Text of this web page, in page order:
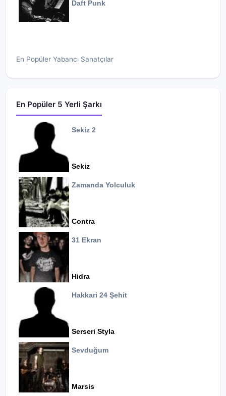
Daft Punk
En Popüler Yabancı Sanatçılar
En Popüler 5 Yerli Şarkı
Sekiz 2
Sekiz
Zamanda Yolculuk
Contra
31 Ekran
Hidra
Hakkari 24 Şehit
Serseri Styla
Sevduğum
Marsis